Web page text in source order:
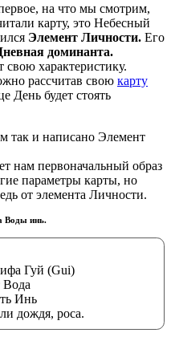
на что мы смотрим,
карту, это Небесный
Элемент Личности. Его
доминанта.
характеристику.
рассчитав свою карту
День будет стоять
так и написано Элемент
нам первоначальный образ
параметры карты, но
от элемента Личности.
Воды инь.
Гуй (Gui)
Вода
Инь
дождя, роса.